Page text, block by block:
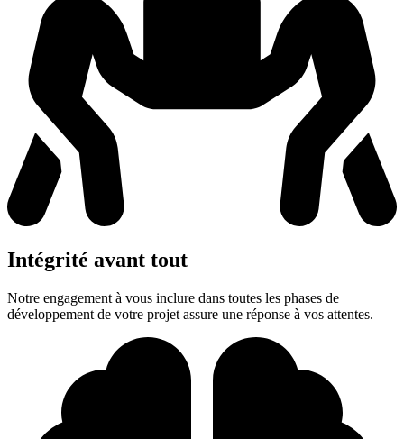
Intégrité avant tout
Notre engagement à vous inclure dans toutes les phases de
développement de votre projet assure une réponse à vos attentes.